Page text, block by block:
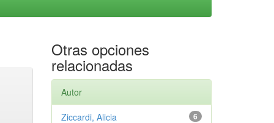
Otras opciones
relacionadas
Autor
6
Ziccardi, Alicia